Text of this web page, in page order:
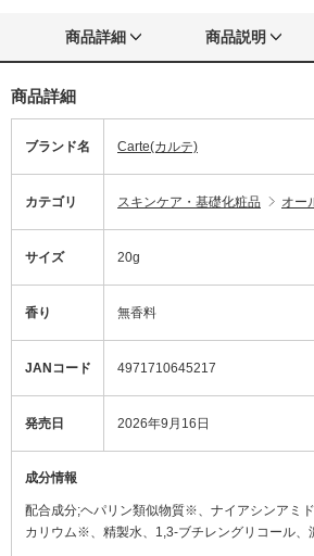
商品詳細 商品説明
商品詳細
ブランド名 Carte(カルテ)
カテゴリ スキンケア・基礎化粧品 オー
サイズ 20g
香り 無香料
JANコード 4971710645217
発売日 2026年9月16日
成分情報
配合成分;ヘパリン類似物質※、ナイアシンアミ
カリウム※、精製水、1,3-ブチレングリコール、